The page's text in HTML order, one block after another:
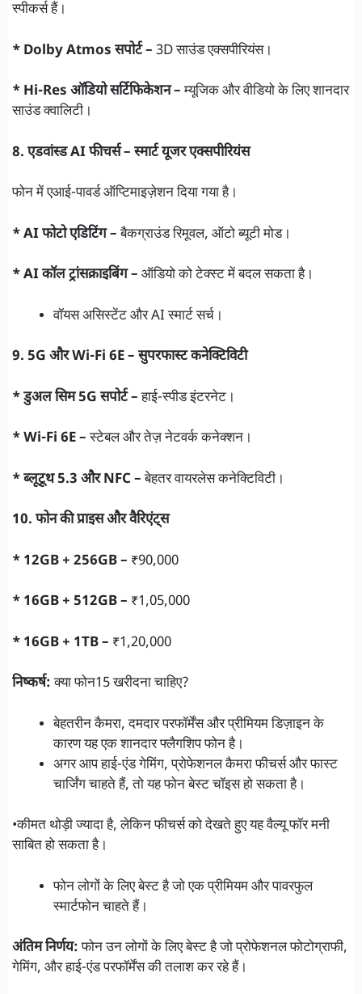
स्पीकर्स हैं।
* Dolby Atmos सपोर्ट – 3D साउंड एक्सपीरियंस।
* Hi-Res ऑडियो सर्टिफिकेशन –म्यूजिक और वीडियो के लिए शानदार
साउंड क्वालिटी।
8. एडवांस्ड AI फीचर्स – स्मार्ट यूजर एक्सपीरियंस
फोन में एआई-पावर्ड ऑप्टिमाइज़ेशन दिया गया है।
* AI फोटो एडिटिंग –बैकग्राउंड रिमूवल, ऑटो ब्यूटी मोड।
* AI कॉल ट्रांसक्राइबिंग – ऑडियो को टेक्स्ट में बदल सकता है।
वॉयस असिस्टेंट और AI स्मार्ट सर्च।
9. 5G और Wi-Fi 6E – सुपरफास्ट कनेक्टिविटी
* डुअल सिम 5G सपोर्ट –हाई-स्पीड इंटरनेट।
* Wi-Fi 6E –स्टेबल और तेज़ नेटवर्क कनेक्शन।
* ब्लूटूथ 5.3 और NFC –बेहतर वायरलेस कनेक्टिविटी।
10. फोन की प्राइस और वैरिएंट्स
* 12GB + 256GB – ₹90,000
* 16GB + 512GB – ₹1,05,000
* 16GB + 1TB – ₹1,20,000
निष्कर्ष:क्या फोन15 खरीदना चाहिए?
बेहतरीन कैमरा, दमदार परफॉर्मेंस और प्रीमियम डिज़ाइन के
कारण यह एक शानदार फ्लैगशिप फोन है।
अगर आप हाई-एंड गेमिंग, प्रोफेशनल कैमरा फीचर्स और फास्ट
चार्जिंग चाहते हैं, तो यह फोन बेस्ट चॉइस हो सकता है।
•कीमत थोड़ी ज्यादा है, लेकिन फीचर्स को देखते हुए यह वैल्यू फॉर मनी
साबित हो सकता है।
फोन लोगों के लिए बेस्ट है जो एक प्रीमियम और पावरफुल
स्मार्टफोन चाहते हैं।
अंतिम निर्णय:फोन उन लोगों के लिए बेस्ट है जो प्रोफेशनल फोटोग्राफी,
गेमिंग, और हाई-एंड परफॉर्मेंस की तलाश कर रहे हैं।